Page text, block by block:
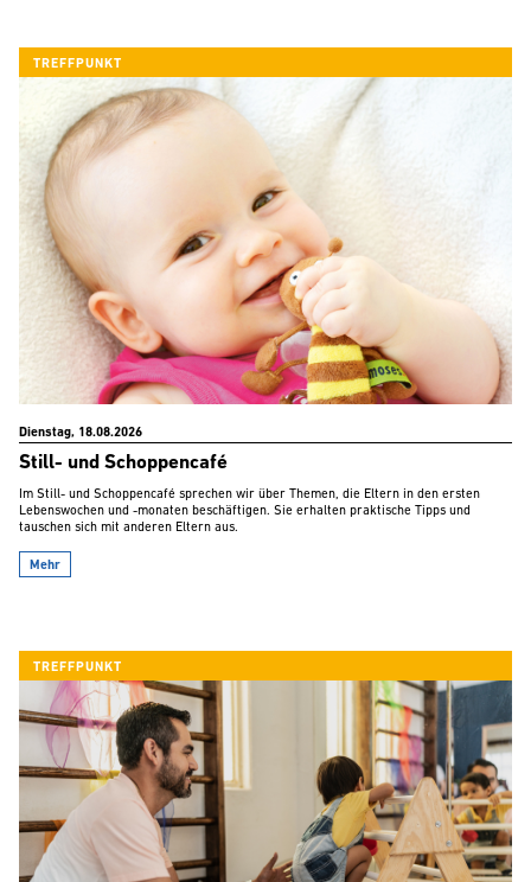
TREFFPUNKT
Dienstag, 18.08.2026
Still- und Schoppencafé
Im Still- und Schoppencafé sprechen wir über Themen, die Eltern in den ersten
Lebenswochen und -monaten beschäftigen. Sie erhalten praktische Tipps und
tauschen sich mit anderen Eltern aus.
Mehr
TREFFPUNKT